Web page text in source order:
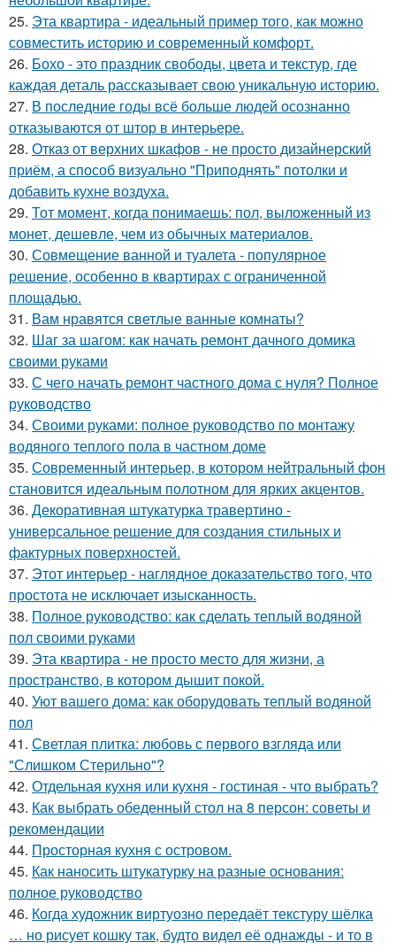
25. Эта квартира - идеальный пример того, как можно
совместить историю и современный комфорт.
26. Бохо - это праздник свободы, цвета и текстур, где
каждая деталь рассказывает свою уникальную историю.
27. В последние годы всё больше людей осознанно
отказываются от штор в интерьере.
28. Отказ от верхних шкафов - не просто дизайнерский
приём, а способ визуально "Приподнять" потолки и
добавить кухне воздуха.
29. Тот момент, когда понимаешь: пол, выложенный из
монет, дешевле, чем из обычных материалов.
30. Совмещение ванной и туалета - популярное
решение, особенно в квартирах с ограниченной
площадью.
31. Вам нравятся светлые ванные комнаты?
32. Шаг за шагом: как начать ремонт дачного домика
своими руками
33. С чего начать ремонт частного дома с нуля? Полное
руководство
34. Своими руками: полное руководство по монтажу
водяного теплого пола в частном доме
35. Современный интерьер, в котором нейтральный фон
становится идеальным полотном для ярких акцентов.
36. Декоративная штукатурка травертино -
универсальное решение для создания стильных и
фактурных поверхностей.
37. Этот интерьер - наглядное доказательство того, что
простота не исключает изысканность.
38. Полное руководство: как сделать теплый водяной
пол своими руками
39. Эта квартира - не просто место для жизни, а
пространство, в котором дышит покой.
40. Уют вашего дома: как оборудовать теплый водяной
пол
41. Светлая плитка: любовь с первого взгляда или
"Слишком Стерильно"?
42. Отдельная кухня или кухня - гостиная - что выбрать?
43. Как выбрать обеденный стол на 8 персон: советы и
рекомендации
44. Просторная кухня с островом.
45. Как наносить штукатурку на разные основания:
полное руководство
46. Когда художник виртуозно передаёт текстуру шёлка
… но рисует кошку так, будто видел её однажды - и то в